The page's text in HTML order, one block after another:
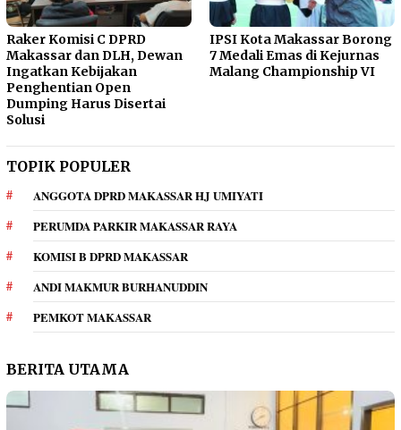
Raker Komisi C DPRD
Makassar dan DLH, Dewan
Ingatkan Kebijakan
Penghentian Open
Dumping Harus Disertai
Solusi
IPSI Kota Makassar Borong
7 Medali Emas di Kejurnas
Malang Championship VI
TOPIK POPULER
ANGGOTA DPRD MAKASSAR HJ UMIYATI
PERUMDA PARKIR MAKASSAR RAYA
KOMISI B DPRD MAKASSAR
ANDI MAKMUR BURHANUDDIN
PEMKOT MAKASSAR
BERITA UTAMA